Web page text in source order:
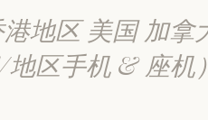
地区 美国 加
地区手机 & 座机）